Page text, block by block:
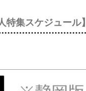
特集スケジュール】